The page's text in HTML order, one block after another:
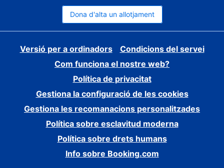
Dona d'alta un allotjament
Versió per a ordinadors
Condicions del servei
Com funciona el nostre web?
Política de privacitat
Gestiona la configuració de les cookies
Gestiona les recomanacions personalitzades
Política sobre esclavitud moderna
Política sobre drets humans
Info sobre Booking.com